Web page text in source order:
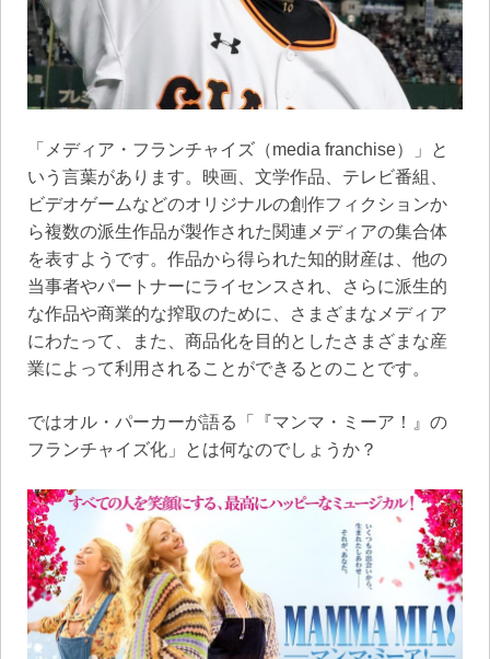
「メディア・フランチャイズ（media franchise）」と
いう言葉があります。映画、文学作品、テレビ番組、
ビデオゲームなどのオリジナルの創作フィクションか
ら複数の派生作品が製作された関連メディアの集合体
を表すようです。作品から得られた知的財産は、他の
当事者やパートナーにライセンスされ、さらに派生的
な作品や商業的な搾取のために、さまざまなメディア
にわたって、また、商品化を目的としたさまざまな産
業によって利用されることができるとのことです。
ではオル・パーカーが語る「『マンマ・ミーア！』の
フランチャイズ化」とは何なのでしょうか？